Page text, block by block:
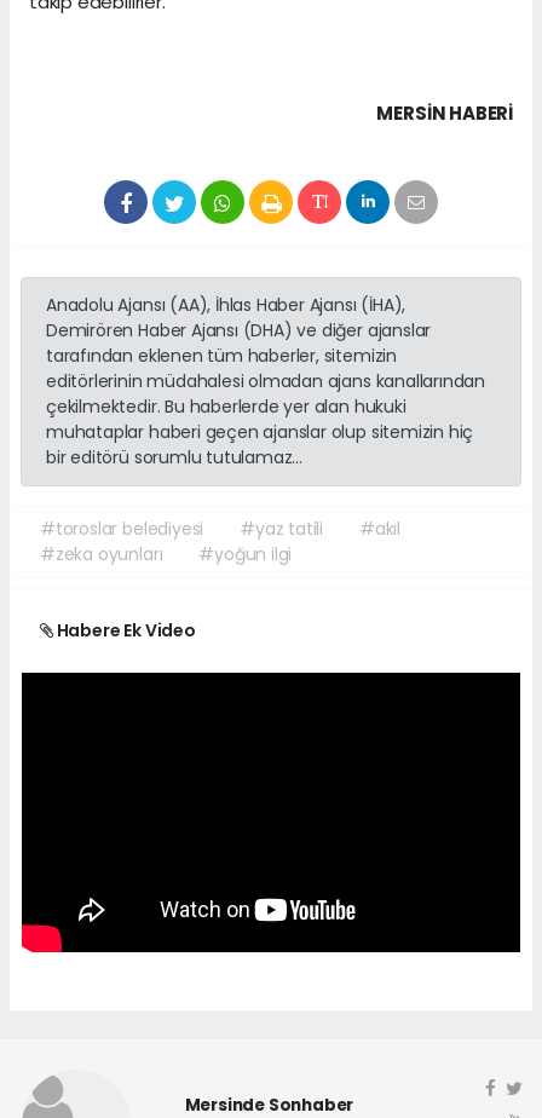
MERSIN HABERİ
Anadolu Ajansı (AA), İhlas Haber Ajansı (İHA),
Demirören Haber Ajansı (DHA) ve diğer ajanslar
tarafından eklenen tüm haberler, sitemizin
editörlerinin müdahalesi olmadan ajans kanallarından
çekilmektedir. Bu haberlerde yer alan hukuki
muhataplar haberi geçen ajanslar olup sitemizin hiç
bir editörü sorumlu tutulamaz...
#toroslar belediyesi #yaz tatili
#akıl
#zeka oyunları
#yoğun ilgi
Habere Ek Video
Mersinde Sonhaber